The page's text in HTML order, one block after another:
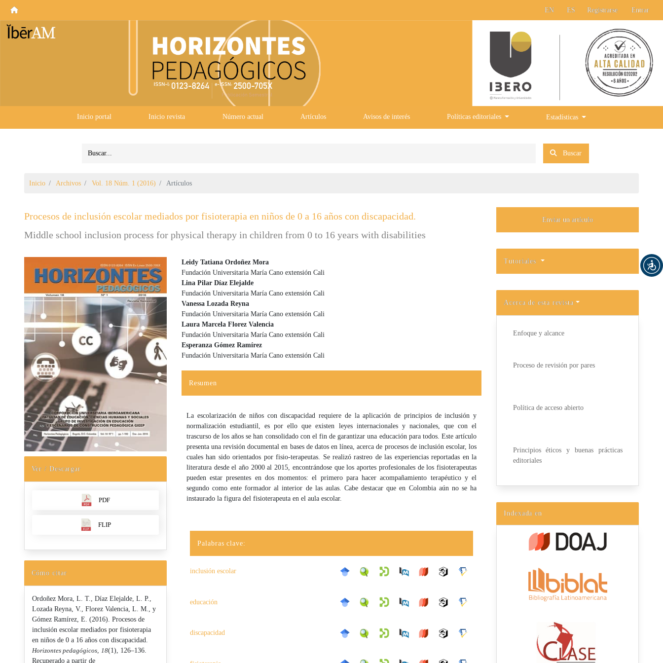
EN ES Registrarse Entrar
Inicio portal Inicio revista Número actual Artículos Avisos de interés Políticas editoriales Estadísticas
Buscar
Inicio Archivos Vol. 18 Núm. 1 (2016) Artículos
Procesos de inclusión escolar mediados por fisioterapia en niños de 0 a 16 años con discapacidad.
Middle school inclusion process for physical therapy in children from 0 to 16 years with disabilities
Barra lateral del artículo
Ver / Descargar
PDF
FLIP
Cómo citar
Ordoñez Mora, L. T., Díaz Elejalde, L. P.,
Lozada Reyna, V., Florez Valencia, L. M., y
Gómez Ramírez, E. (2016). Procesos de
inclusión escolar mediados por fisioterapia
en niños de 0 a 16 años con discapacidad.
Horizontes pedagógicos, 18(1), 126–136.
Recuperado a partir de
Contenido principal del artículo
Leidy Tatiana Ordoñez Mora
Fundación Universitaria María Cano extensión Cali
Lina Pilar Díaz Elejalde
Fundación Universitaria María Cano extensión Cali
Vanessa Lozada Reyna
Fundación Universitaria María Cano extensión Cali
Laura Marcela Florez Valencia
Fundación Universitaria María Cano extensión Cali
Esperanza Gómez Ramírez
Fundación Universitaria María Cano extensión Cali
Resumen
La escolarización de niños con discapacidad requiere de la aplicación de principios de inclusión y
normalización estudiantil, es por ello que existen leyes internacionales y nacionales, que con el
trascurso de los años se han consolidado con el fin de garantizar una educación para todos. Este artículo
presenta una revisión documental en bases de datos en línea, acerca de procesos de inclusión escolar, los
cuales han sido orientados por fisio-terapeutas. Se realizó rastreo de las experiencias reportadas en la
literatura desde el año 2000 al 2015, encontrándose que los aportes profesionales de los fisioterapeutas
pueden estar presentes en dos momentos: el primero para hacer acompañamiento terapéutico y el
segundo como ente formador al interior de las aulas. Cabe destacar que en Colombia aún no se ha
instaurado la figura del fisioterapeuta en el aula escolar.
Palabras clave:
inclusión escolar
educación
discapacidad
Enviar un artículo
Tutoriales
Acerca de esta revista
Enfoque y alcance
Proceso de revisión por pares
Política de acceso abierto
Principios éticos y buenas prácticas
editoriales
Indexada en